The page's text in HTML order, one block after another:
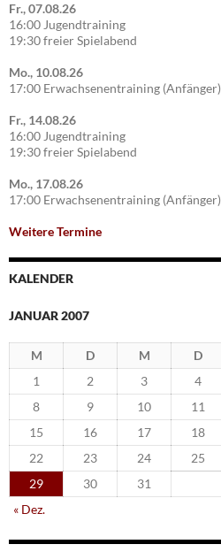
Fr., 07.08.26
16:00 Jugendtraining
19:30 freier Spielabend
Mo., 10.08.26
17:00 Erwachsenentraining (Anfänger)
Fr., 14.08.26
16:00 Jugendtraining
19:30 freier Spielabend
Mo., 17.08.26
17:00 Erwachsenentraining (Anfänger)
Weitere Termine
KALENDER
JANUAR 2007
M D M D
1
2 3 4
8
9 10 11
15
16 17 18
22
23 24 25
29
30
31
« Dez.